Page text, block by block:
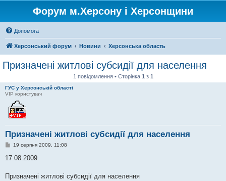
Форум м.Херсону і Херсонщини
Допомога
Херсонський форум Новини Херсонська область
Призначені житлові субсидії для населення
1 повідомлення • Сторінка 1 з 1
ГУС у Херсонській області
VIP користувач
Призначені житлові субсидії для населення
П
в
о
19 серпня 2009, 11:08
17.08.2009
Призначені житлові субсидії для населення